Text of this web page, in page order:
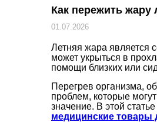
Как пережить
01.07.2026
Летняя жара является
может укрыться в
помощи близких или
Перегрев организма,
проблем, которые
значение. В этой
медицинские товары